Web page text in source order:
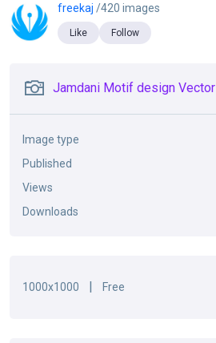
freekaj /420 images
Like Follow
Jamdani Motif design Vector
Image type
Published
Views
Downloads
1000x1000 Free